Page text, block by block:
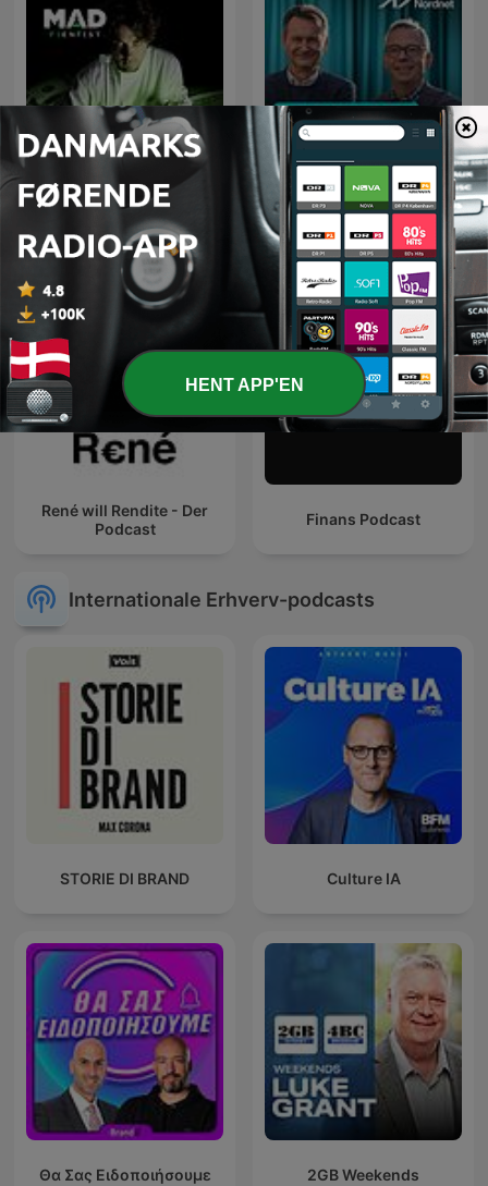
Financial Independence
Podcast
Investeringspodcasten
René will Rendite - Der
Podcast
Finans Podcast
Internationale Erhverv-podcasts
STORIE DI BRAND Culture IA
Θα Σας Ειδοποιήσουμε 2GB Weekends
HENT APP'EN